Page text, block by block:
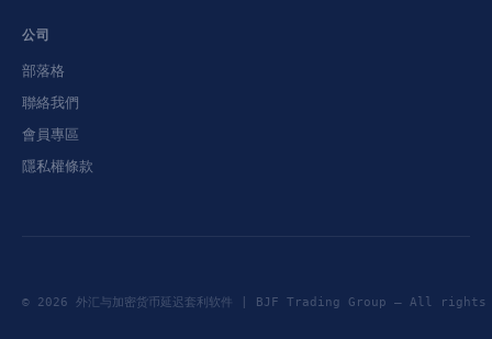
公司
部落格
聯絡我們
會員專區
隱私權條款
© 2026 外汇与加密货币延迟套利软件 | BJF Trading Group — All